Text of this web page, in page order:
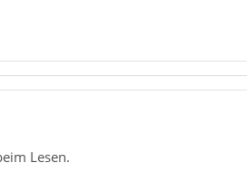
Lesen.